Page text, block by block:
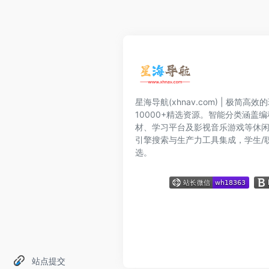
站点提交
星海导航(xhnav.com) | 极简高效
10000+精选资源。智能分类涵盖
材、学习平台及影视音乐游戏等休
引擎搜索与生产力工具集成，学生/
选。